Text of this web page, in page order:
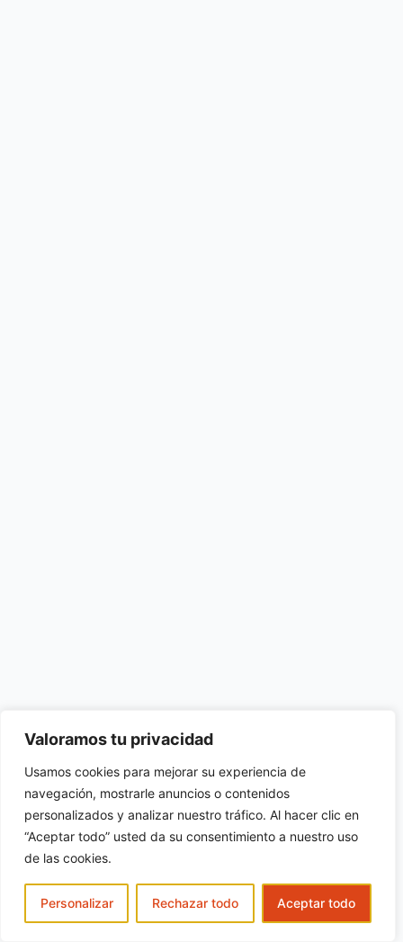
Valoramos tu privacidad
Usamos cookies para mejorar su experiencia de
navegación, mostrarle anuncios o contenidos
personalizados y analizar nuestro tráfico. Al hacer clic en
“Aceptar todo” usted da su consentimiento a nuestro uso
de las cookies.
Personalizar Rechazar todo Aceptar todo